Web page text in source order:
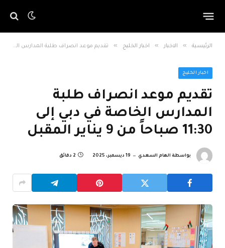
الرئيسية » الاخبار » اخبار الخليج » تقديم موعد انصراف طلبة المدارس الخاصة في دبي إلى 11:30 صباحاً من 9 يناير المقبل
اخبار الخليج
تقديم موعد انصراف طلبة
المدارس الخاصة في دبي إلى
11:30 صباحاً من 9 يناير المقبل
بواسطة الهام السعدي 19 ديسمبر، 2025 2 دقائق